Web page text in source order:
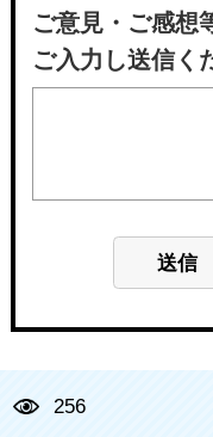
ご意見・ご感想
ご入力し送信く
256